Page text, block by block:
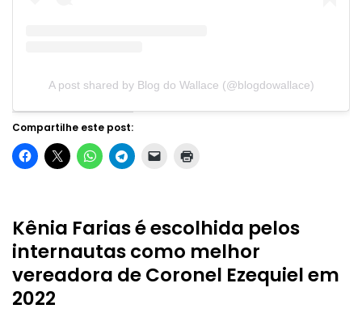
A post shared by Blog do Wallace (@blogdowallace)
Compartilhe este post:
Kênia Farias é escolhida pelos
internautas como melhor
vereadora de Coronel Ezequiel em
2022